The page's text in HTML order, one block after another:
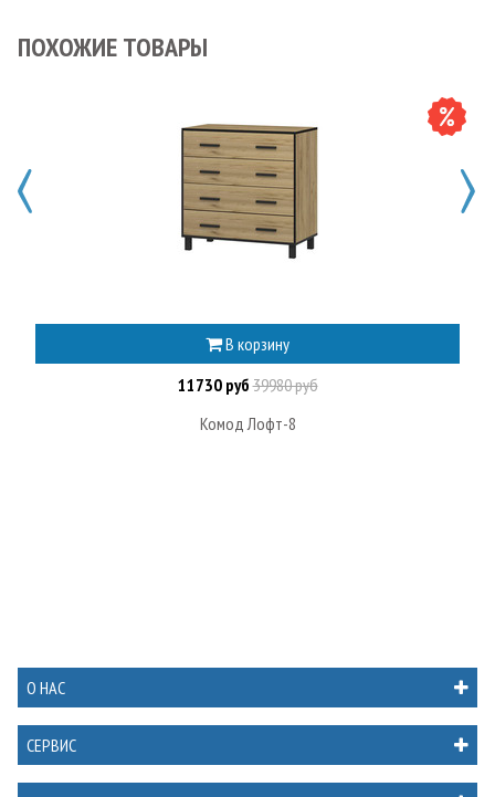
ПОХОЖИЕ ТОВАРЫ
В корзину
11730 руб39980 руб
Комод Лофт-8
О НАС
СЕРВИС